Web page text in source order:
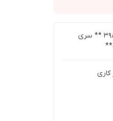
چایساز کنوود مدل 3988 ** سری
کاری